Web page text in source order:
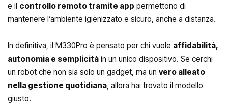
e il controllo remoto tramite app permettono di
mantenere l’ambiente igienizzato e sicuro, anche a distanza.
In definitiva, il M330Pro è pensato per chi vuole affidabilità,
autonomia e semplicità in un unico dispositivo. Se cerchi
un robot che non sia solo un gadget, ma un vero alleato
nella gestione quotidiana , allora hai trovato il modello
giusto.